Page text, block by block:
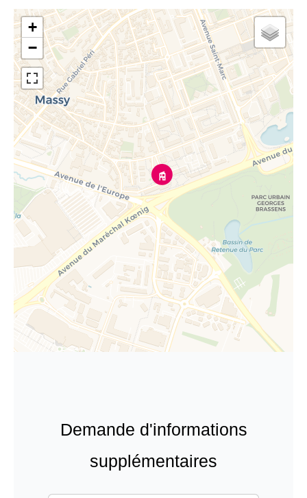
+
−
Demande d'informations
supplémentaires